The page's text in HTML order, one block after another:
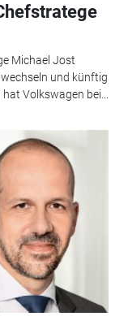
Michael Jost
und künftig
Volkswagen bei...